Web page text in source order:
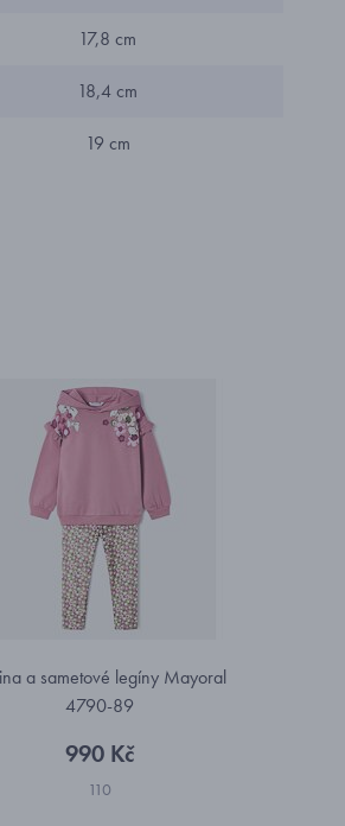
17,8 cm
18,4 cm
19 cm
a sametové legíny Mayoral
4790-89
990 Kč
110